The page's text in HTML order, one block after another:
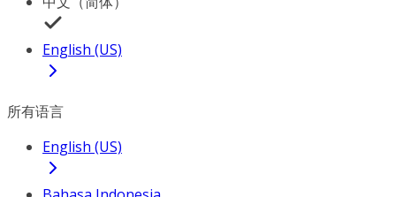
English (US)
所有语言
English (US)